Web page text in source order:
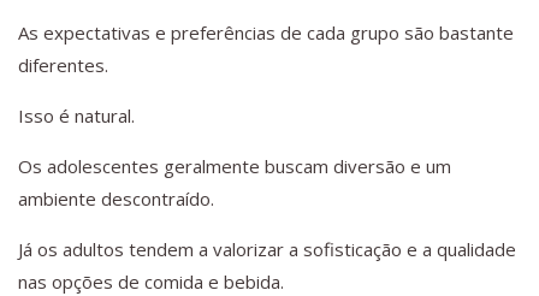
As expectativas e preferências de cada grupo são bastante
diferentes.
Isso é natural.
Os adolescentes geralmente buscam diversão e um
ambiente descontraído.
Já os adultos tendem a valorizar a sofisticação e a qualidade
nas opções de comida e bebida.